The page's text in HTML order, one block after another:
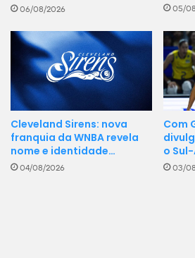
06/08/2026 05/
Cleveland Sirens: nova
franquia da WNBA revela
nome e identidade…
04/08/2026
Com
o
03/